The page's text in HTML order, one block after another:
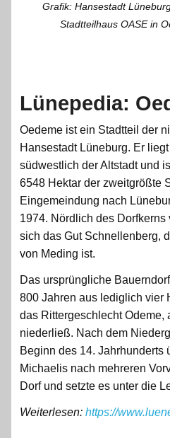
Grafik: Hansestadt
Stadtteilhaus OASE in
Lünepedia:
Oedeme ist ein Stadtteil der
Hansestadt Lüneburg. Er
südwestlich der Altstadt und
6548 Hektar der zweitgrößte
Eingemeindung nach
1974. Nördlich des
sich das Gut Schnellenberg,
von Meding ist.
Das ursprüngliche
800 Jahren aus lediglich vier
das Rittergeschlecht Odeme,
niederließ. Nach dem
Beginn des 14. Jahrhunderts
Michaelis nach mehreren
Dorf und setzte es unter die
Weiterlesen: https://